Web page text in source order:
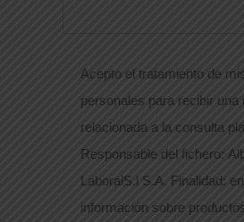
Acepto el tratamiento de
personales para recibir una
relacionada a la consulta
Responsable del fichero:
LaboralS.l S.A. Finalidad:
información sobre